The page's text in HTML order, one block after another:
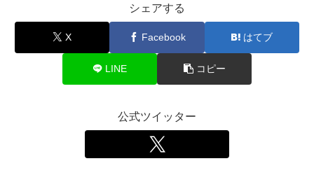
シェアする
X Facebook はてブ
LINE コピー
公式ツイッター